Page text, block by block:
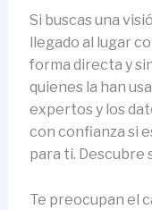
Si buscas una
llegado al lugar
forma directa y
quienes la han
expertos y los
con confianza si
para ti. Descubre
Te preocupan el